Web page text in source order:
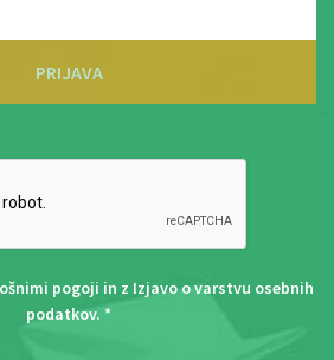
PRIJAVA
pogoji in z Izjavo o varstvu osebnih
podatkov. *